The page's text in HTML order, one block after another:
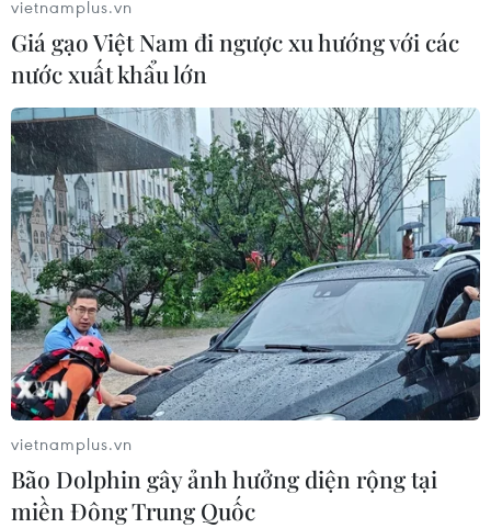
vietnamplus.vn
Giá gạo Việt Nam đi ngược xu hướng với các
nước xuất khẩu lớn
vietnamplus.vn
Bão Dolphin gây ảnh hưởng diện rộng tại
miền Đông Trung Quốc